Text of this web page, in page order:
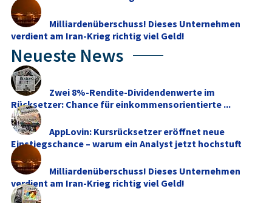
Milliardenüberschuss! Dieses Unternehmen
verdient am Iran-Krieg richtig viel Geld!
Neueste News
Zwei 8%-Rendite-Dividendenwerte im
Rücksetzer: Chance für einkommensorientierte ...
AppLovin: Kursrücksetzer eröffnet neue
Einstiegschance – warum ein Analyst jetzt hochstuft
Milliardenüberschuss! Dieses Unternehmen
verdient am Iran-Krieg richtig viel Geld!